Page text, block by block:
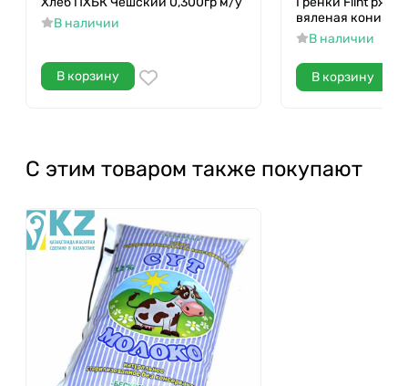
В наличии
В корзину
вяленая конина
В наличии
В корзину
С этим товаром также покупают